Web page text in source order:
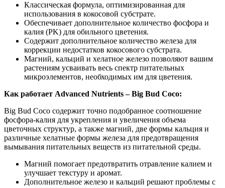
Классическая формула, оптимизированная для
использования в кокосовой субстрате.
Обеспечивает дополнительное количество фосфора и
калия (PK) для обильного цветения.
Содержит дополнительное количество железа для
коррекции недостатков кокосового субстрата.
Магний, кальций и хелатное железо позволяют вашим
растениям усваивать весь спектр питательных
микроэлементов, необходимых им для цветения.
Как работает Advanced Nutrients – Big Bud Coco:
Big Bud Coco содержит точно подобранное соотношение
фосфора-калия для укрепления и увеличения объема
цветочных структур, а также магний, две формы кальция и
различные хелатные формы железа для предотвращения
вымывания питательных веществ из питательной среды.
Магний помогает предотвратить отравление калием и
улучшает текстуру и аромат.
Дополнительное железо и кальций решают проблемы с